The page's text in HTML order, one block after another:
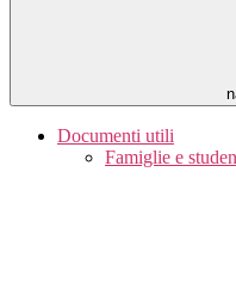
Documenti utili
Famiglie e